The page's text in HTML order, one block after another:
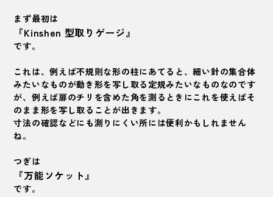
まず最初は
『Kinshen 型取りゲージ』
です。
これは、例えば不規則な形の柱にあてると、細い針の集合体
みたいなものが動き形を写し取る定規みたいなものなのです
が、例えば扉のチリを含めた角を測るときにこれを使えばそ
のまま形を写し取ることが出きます。
寸法の確認などにも測りにくい所には便利かもしれません
ね。
つぎは
『万能ソケット』
です。